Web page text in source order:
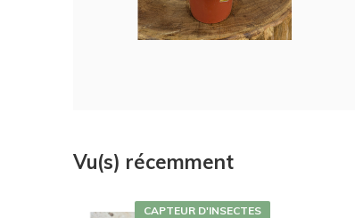
Vu(s) récemment
CAPTEUR D'INSECTES